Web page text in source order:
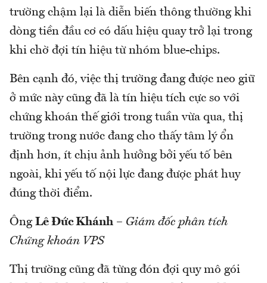
trường chậm lại là diễn biến thông thường khi
dòng tiền đầu cơ có dấu hiệu quay trở lại trong
khi chờ đợi tín hiệu từ nhóm blue-chips.
Bên cạnh đó, việc thị trường đang được neo giữ
ở mức này cũng đã là tín hiệu tích cực so với
chứng khoán thế giới trong tuần vừa qua, thị
trường trong nước đang cho thấy tâm lý ổn
định hơn, ít chịu ảnh hưởng bởi yếu tố bên
ngoài, khi yếu tố nội lực đang được phát huy
đúng thời điểm.
Ông Lê Đức Khánh – Giám đốc phân tích
Chứng khoán VPS
Thị trường cũng đã từng đón đợi quy mô gói